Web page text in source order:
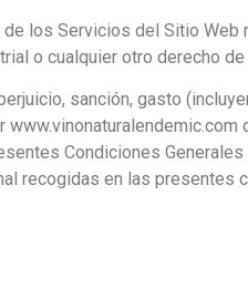
los Servicios del Sitio Web
o cualquier otro derecho
sanción, gasto
Condiciones Generales
recogidas en las presentes